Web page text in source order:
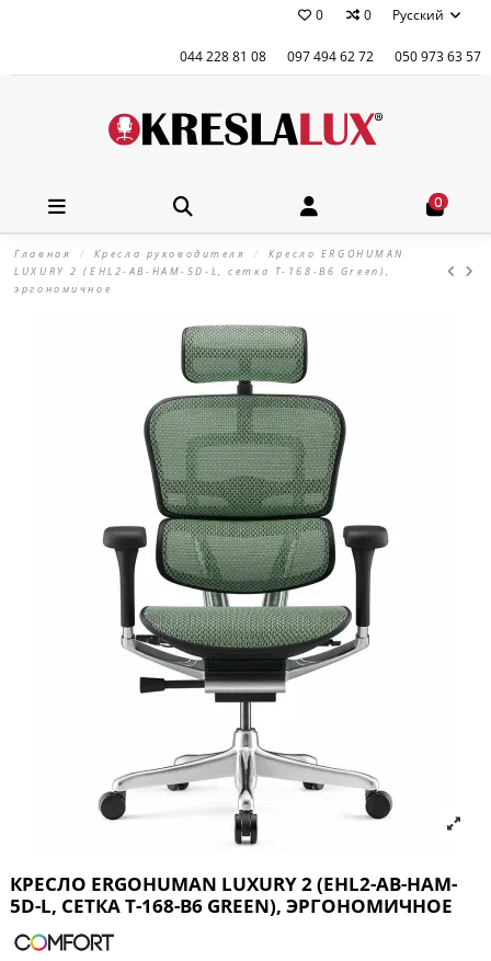
0 0 Русский
044 228 81 08 097 494 62 72 050 973 63 57
0
Главная Кресла руководителя
Кресло ERGOHUMAN
LUXURY 2 (EHL2-AB-HAM-5D-L, сетка Т-168-B6 Green),
эргономичное
КРЕСЛО ERGOHUMAN LUXURY 2 (EHL2-AB-HAM-
5D-L, СЕТКА Т-168-B6 GREEN), ЭРГОНОМИЧНОЕ